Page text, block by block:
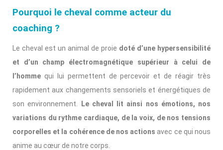
Pourquoi le cheval comme acteur du
coaching ?
Le cheval est un animal de proie doté d’une hypersensibilité
et d’un champ électromagnétique supérieur à celui de
l’homme qui lui permettent de percevoir et de réagir très
rapidement aux changements sensoriels et énergétiques de
son environnement. Le cheval lit ainsi nos émotions, nos
variations du rythme cardiaque, de la voix, de nos tensions
corporelles et la cohérence de nos actions avec ce qui nous
anime au cœur de notre corps.